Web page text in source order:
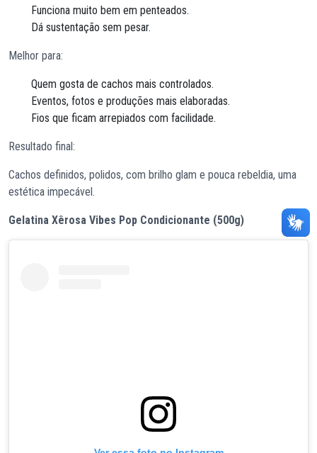
Funciona muito bem em penteados.
Dá sustentação sem pesar.
Melhor para:
Quem gosta de cachos mais controlados.
Eventos, fotos e produções mais elaboradas.
Fios que ficam arrepiados com facilidade.
Resultado final:
Cachos definidos, polidos, com brilho glam e pouca rebeldia, uma
estética impecável.
Gelatina Xêrosa Vibes Pop Condicionante (500g)